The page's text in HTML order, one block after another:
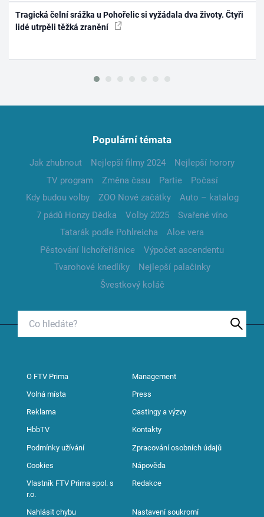
Tragická čelní srážka u Pohořelic si vyžádala dva životy. Čtyři
lidé utrpěli těžká zranění
Populární témata
Jak zhubnout Nejlepší filmy 2024
Nejlepší horory
TV program
Změna času Partie
Počasí
Kdy budou volby
ZOO Nové začátky
Auto – katalog
7 pádů Honzy Dědka
Volby 2025
Svařené víno
Tatarák podle Pohlreicha
Aloe vera
Pěstování lichořeřišnice
Výpočet ascendentu
Tvarohové knedlíky
Nejlepší palačinky
Švestkový koláč
O FTV Prima Management
Volná místa Press
Reklama Castingy a výzvy
HbbTV Kontakty
Podmínky užívání Zpracování osobních údajů
Cookies Nápověda
Vlastník FTV Prima spol. s
r.o.
Redakce
Nahlásit chybu Nastavení soukromí